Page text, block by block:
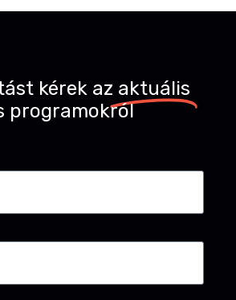
kérek az aktuális
programokról